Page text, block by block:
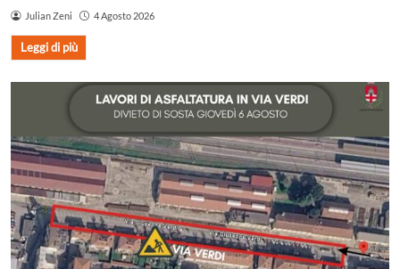
Julian Zeni 4 Agosto 2026
Leggi di più